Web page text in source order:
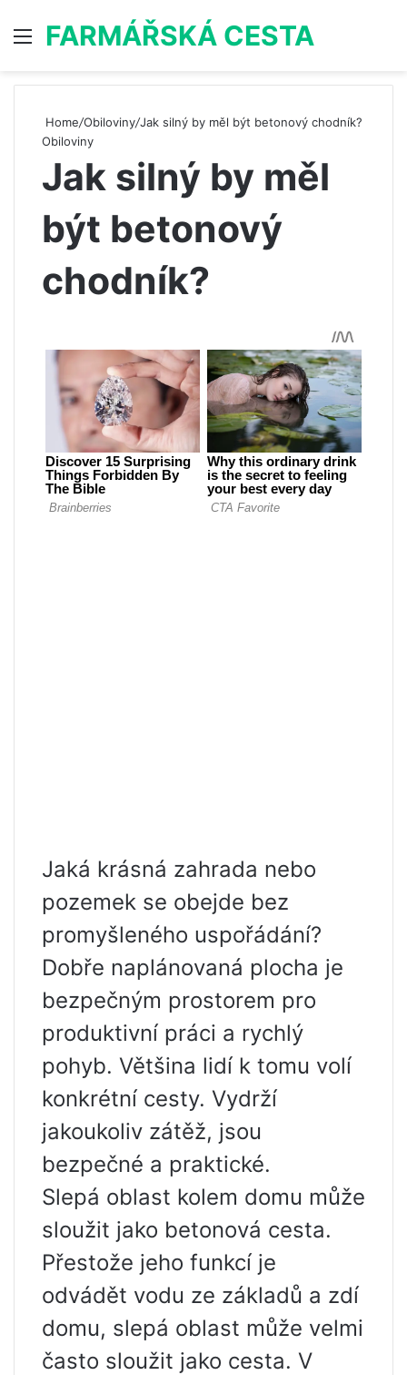
Menu
FARMÁŘSKÁ CESTA
Home/Obiloviny/Jak silný by měl být betonový chodník?
Obiloviny
Jak silný by měl
být betonový
chodník?
Jaká krásná zahrada nebo
pozemek se obejde bez
promyšleného uspořádání?
Dobře naplánovaná plocha je
bezpečným prostorem pro
produktivní práci a rychlý
pohyb. Většina lidí k tomu volí
konkrétní cesty. Vydrží
jakoukoliv zátěž, jsou
bezpečné a praktické.
Slepá oblast kolem domu může
sloužit jako betonová cesta.
Přestože jeho funkcí je
odvádět vodu ze základů a zdí
domu, slepá oblast může velmi
často sloužit jako cesta. V